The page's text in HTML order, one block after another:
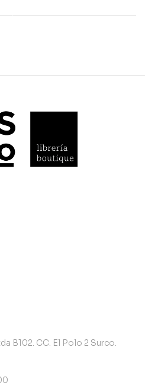
B102. CC. El Polo 2 Surco.